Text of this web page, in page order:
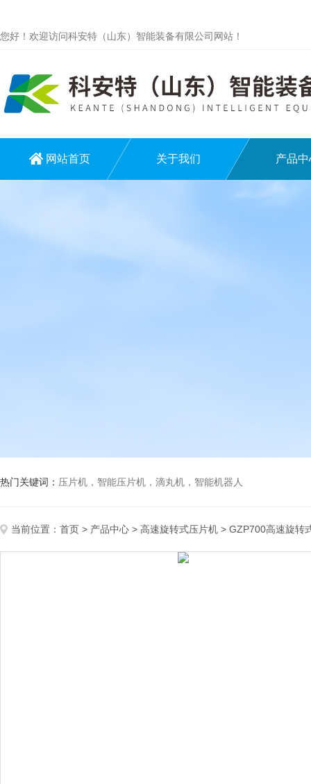
您好！欢迎访问科安特（山东）智能装备有限公司网站！
网站首页 关于我们 产品中
热门关键词： 压片机，智能压片机，滴丸机，智能机器人
当前位置： 首页 > 产品中心 > 高速旋转式压片机 > GZP700高速旋转